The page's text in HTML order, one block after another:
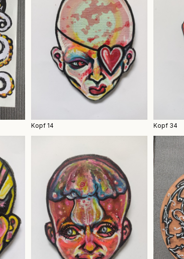
Kopf 14 Kopf 34